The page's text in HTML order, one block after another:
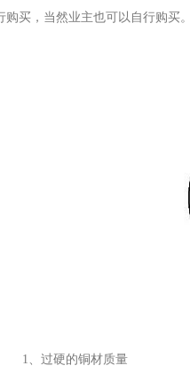
购买，当然业主也可以自行购买
1、过硬的铜材质量